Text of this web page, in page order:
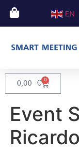
EN
0,00 € 0
Event